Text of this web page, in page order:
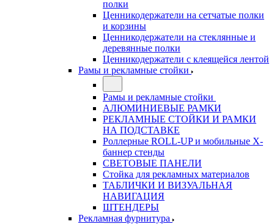
полки
Ценникодержатели на сетчатые полки
и корзины
Ценникодержатели на стеклянные и
деревянные полки
Ценникодержатели с клеящейся лентой
Рамы и рекламные стойки
Рамы и рекламные стойки
АЛЮМИНИЕВЫЕ РАМКИ
РЕКЛАМНЫЕ СТОЙКИ И РАМКИ
НА ПОДСТАВКЕ
Роллерные ROLL-UP и мобильные X-
баннер стенды
СВЕТОВЫЕ ПАНЕЛИ
Стойка для рекламных материалов
ТАБЛИЧКИ И ВИЗУАЛЬНАЯ
НАВИГАЦИЯ
ШТЕНДЕРЫ
Рекламная фурнитура